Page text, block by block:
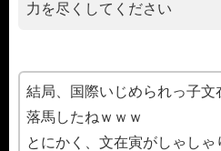
力を尽くしてください
結局、国際いじめられっ子文
落馬したねｗｗｗ
とにかく、文在寅がしゃしゃ